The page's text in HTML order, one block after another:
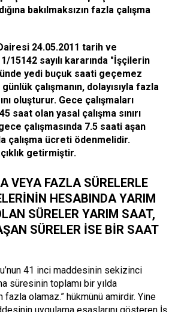
bakılmaksızın fazla çalışma
24.05.2011 tarih ve
15142 sayılı kararında "İşçilerin
yedi buçuk saati geçemez
çalışmanın, dolayısıyla fazla
oluşturur. Gece çalışmaları
saat olan yasal çalışma sınırı
çalışmasında 7.5 saati aşan
çalışma ücreti ödenmelidir.
getirmiştir.
VEYA FAZLA SÜRELERLE
HESABINDAYARIM
SÜRELER YARIM SAAT,
SÜRELER İSE BİR SAAT
41 inci maddesinin sekizinci
süresinin toplamı bir yılda
olamaz.” hükmünü amirdir. Yine